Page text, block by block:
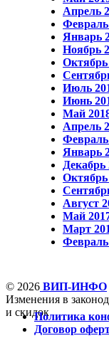
Апрель
Февраль
Январь
Ноябрь
Октябрь
Июль
Июнь
Май
Апрель
Февраль
Январь
Декабрь
Октябрь
Август
Май
Март
Февраль
© 2026 ВИП-ИНФО
Изменения в
и скидокПолитика
Договор